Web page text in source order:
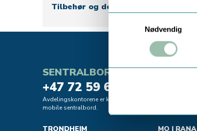
Nødvendig
Tilbehør og deler
SENTRALBORD
+47 72 59 61 00
Avdelingskontorene er koblet til vårt
mobile sentralbord.
TRONDHEIM MO I RANA